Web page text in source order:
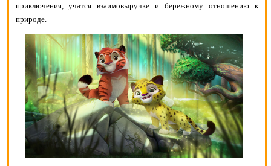
приключения, учатся взаимовыручке и бережному отношению к
природе.